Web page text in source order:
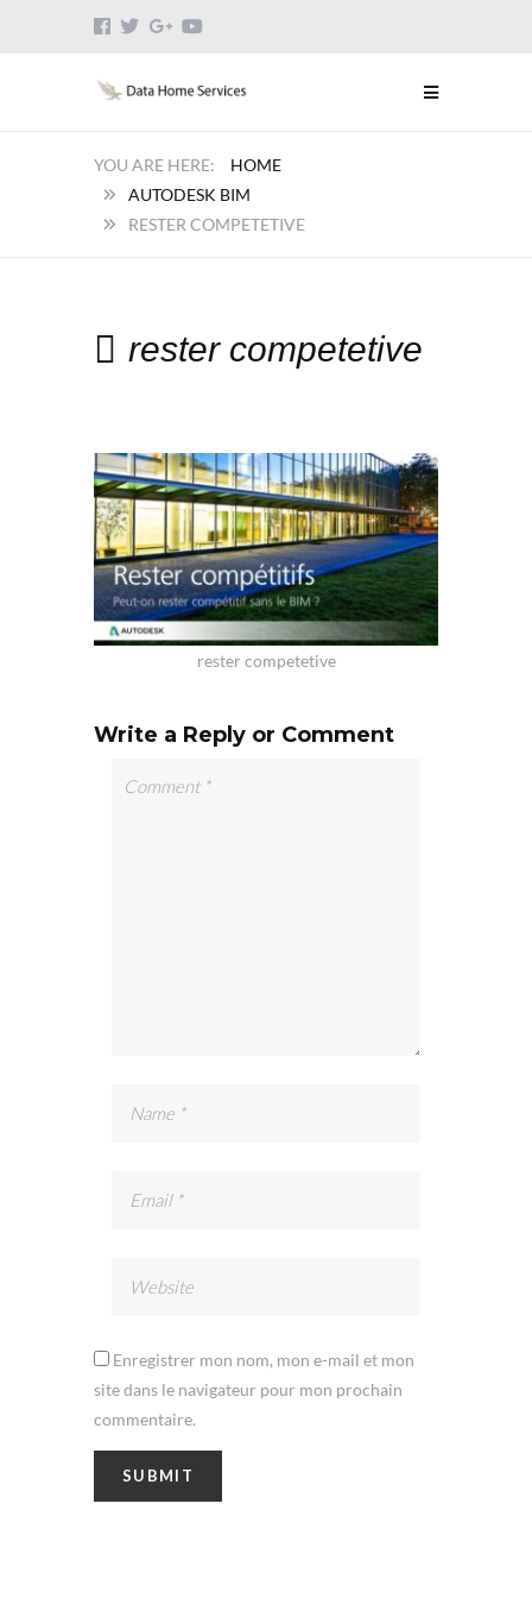
HOME
AUTODESK BIM
RESTER COMPETETIVE
rester competetive
rester competetive
Write a Reply or Comment
Enregistrer mon nom, mon e-mail et mon
site dans le navigateur pour mon prochain
commentaire.